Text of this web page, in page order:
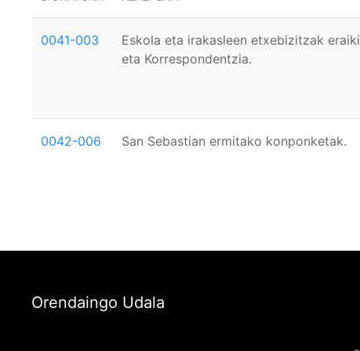
0041-003
Eskola eta irakasleen etxebizitzak
eta Korrespondentzia.
0042-006 San Sebastian ermitako konponketak.
Orendaingo Udala